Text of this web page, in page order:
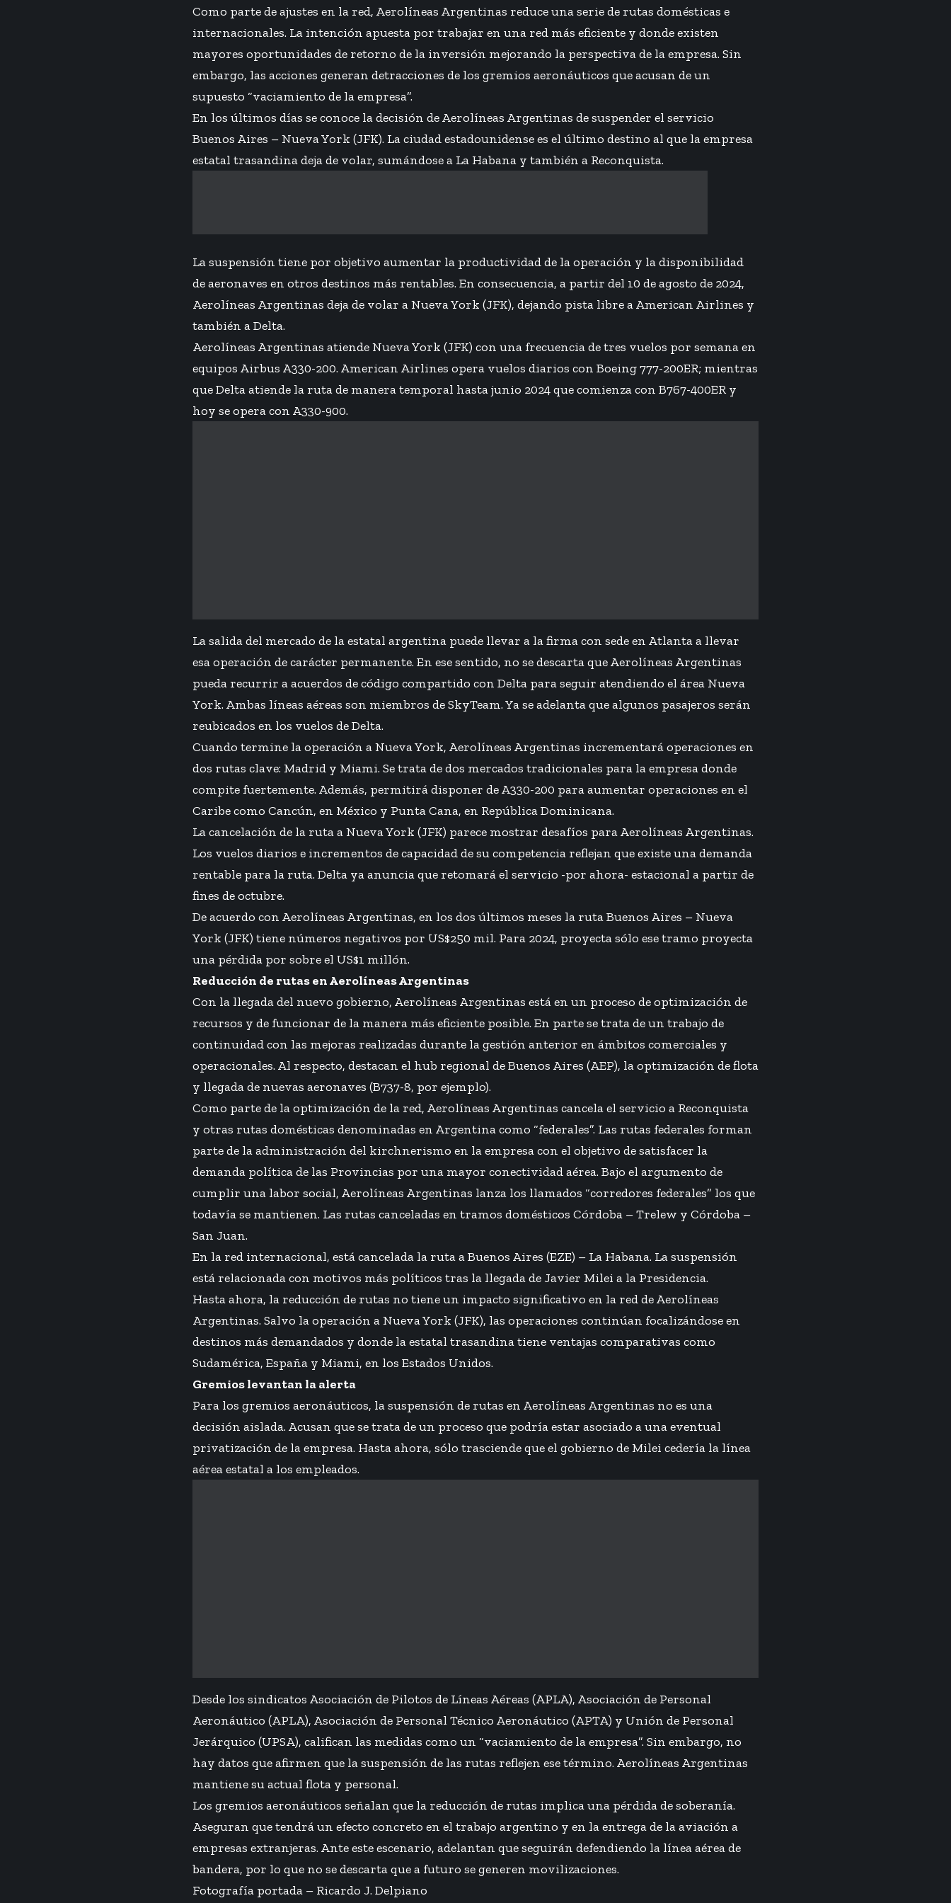
Como parte de ajustes en la red, Aerolíneas Argentinas reduce una serie de rutas domésticas e
internacionales. La intención apuesta por trabajar en una red más eficiente y donde existen
mayores oportunidades de retorno de la inversión mejorando la perspectiva de la empresa. Sin
embargo, las acciones generan detracciones de los gremios aeronáuticos que acusan de un
supuesto “vaciamiento de la empresa”.
En los últimos días se conoce la decisión de Aerolíneas Argentinas de suspender el servicio
Buenos Aires – Nueva York (JFK). La ciudad estadounidense es el último destino al que la empresa
estatal trasandina deja de volar, sumándose a La Habana y también a Reconquista.
La suspensión tiene por objetivo aumentar la productividad de la operación y la disponibilidad
de aeronaves en otros destinos más rentables. En consecuencia, a partir del 10 de agosto de 2024,
Aerolíneas Argentinas deja de volar a Nueva York (JFK), dejando pista libre a American Airlines y
también a Delta.
Aerolíneas Argentinas atiende Nueva York (JFK) con una frecuencia de tres vuelos por semana en
equipos Airbus A330-200. American Airlines opera vuelos diarios con Boeing 777-200ER; mientras
queDelta atiende la ruta de manera temporal hasta junio 2024 que comienza con B767-400ER y
hoy se opera con A330-900.
La salida del mercado de la estatal argentina puede llevar a la firma con sede en Atlanta a llevar
esa operación de carácter permanente. En ese sentido, no se descarta que Aerolíneas Argentinas
pueda recurrir a acuerdos de código compartido con Delta para seguir atendiendo el área Nueva
York. Ambas líneas aéreas son miembros de SkyTeam. Ya se adelanta que algunos pasajeros serán
reubicados en los vuelos de Delta.
Cuando termine la operación a Nueva York, Aerolíneas Argentinas incrementará operaciones en
dos rutas clave: Madrid y Miami. Se trata de dos mercados tradicionales para la empresa donde
compite fuertemente. Además, permitirá disponer de A330-200 para aumentar operaciones en el
Caribe como Cancún, en México y Punta Cana, en República Dominicana.
La cancelación de la ruta a Nueva York (JFK) parece mostrar desafíos para Aerolíneas Argentinas.
Los vuelos diarios e incrementos de capacidad de su competencia reflejan que existe una demanda
rentable para la ruta. Delta ya anuncia que retomará el servicio -por ahora- estacional a partir de
fines de octubre.
De acuerdo con Aerolíneas Argentinas, en los dos últimos meses la ruta Buenos Aires – Nueva
York (JFK) tiene números negativos por US$250 mil. Para 2024, proyecta sólo ese tramo proyecta
una pérdida por sobre el US$1 millón.
Reducción de rutas en Aerolíneas Argentinas
Con la llegada del nuevo gobierno, Aerolíneas Argentinas está en un proceso de optimización de
recursos y de funcionar de la manera más eficiente posible. En parte se trata de un trabajo de
continuidad con las mejoras realizadas durante la gestión anterior en ámbitos comerciales y
operacionales. Al respecto, destacan el hub regional de Buenos Aires (AEP), la optimización de flota
y llegada de nuevas aeronaves (B737-8, por ejemplo).
Como parte de la optimización de la red, Aerolíneas Argentinas cancela el servicio a Reconquista
y otras rutas domésticas denominadas en Argentina como “federales”. Las rutas federales forman
parte de la administración del kirchnerismo en la empresa con el objetivo de satisfacer la
demanda política de las Provincias por una mayor conectividad aérea. Bajo el argumento de
cumplir una labor social, Aerolíneas Argentinas lanza los llamados “corredores federales” los que
todavía se mantienen. Las rutas canceladas en tramos domésticos Córdoba – Trelew y Córdoba –
San Juan.
En la red internacional, está cancelada la ruta a Buenos Aires (EZE) – La Habana. La suspensión
está relacionada con motivos más políticos tras la llegada de Javier Milei a la Presidencia.
Hasta ahora, la reducción de rutas no tiene un impacto significativo en la red de Aerolíneas
Argentinas. Salvo la operación a Nueva York (JFK), las operaciones continúan focalizándose en
destinos más demandados y donde la estatal trasandina tiene ventajas comparativas como
Sudamérica, España y Miami, en los Estados Unidos.
Gremios levantan la alerta
Para los gremios aeronáuticos, la suspensión de rutas en Aerolíneas Argentinas no es una
decisión aislada. Acusan que se trata de un proceso que podría estar asociado a una eventual
privatización de la empresa. Hasta ahora, sólo trasciende que el gobierno de Milei cedería la línea
aérea estatal a los empleados.
Desde los sindicatos Asociación de Pilotos de Líneas Aéreas (APLA), Asociación de Personal
Aeronáutico (APLA), Asociación de Personal Técnico Aeronáutico (APTA) y Unión de Personal
Jerárquico (UPSA), califican las medidas como un “vaciamiento de la empresa”. Sin embargo, no
hay datos que afirmen que la suspensión de las rutas reflejen ese término. Aerolíneas Argentinas
mantiene su actual flota y personal.
Los gremios aeronáuticos señalan que la reducción de rutas implica una pérdida de soberanía.
Aseguran que tendrá un efecto concreto en el trabajo argentino y en la entrega de la aviación a
empresas extranjeras. Ante este escenario, adelantan que seguirán defendiendo la línea aérea de
bandera, por lo que no se descarta que a futuro se generen movilizaciones.
Fotografía portada – Ricardo J. Delpiano